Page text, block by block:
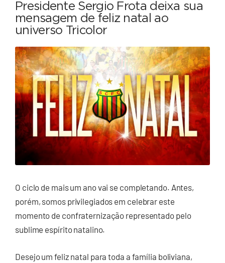
Presidente Sergio Frota deixa sua
mensagem de feliz natal ao
universo Tricolor
O ciclo de mais um ano vai se completando. Antes,
porém, somos privilegiados em celebrar este
momento de confraternização representado pelo
sublime espírito natalino.
Desejo um feliz natal para toda a família boliviana,